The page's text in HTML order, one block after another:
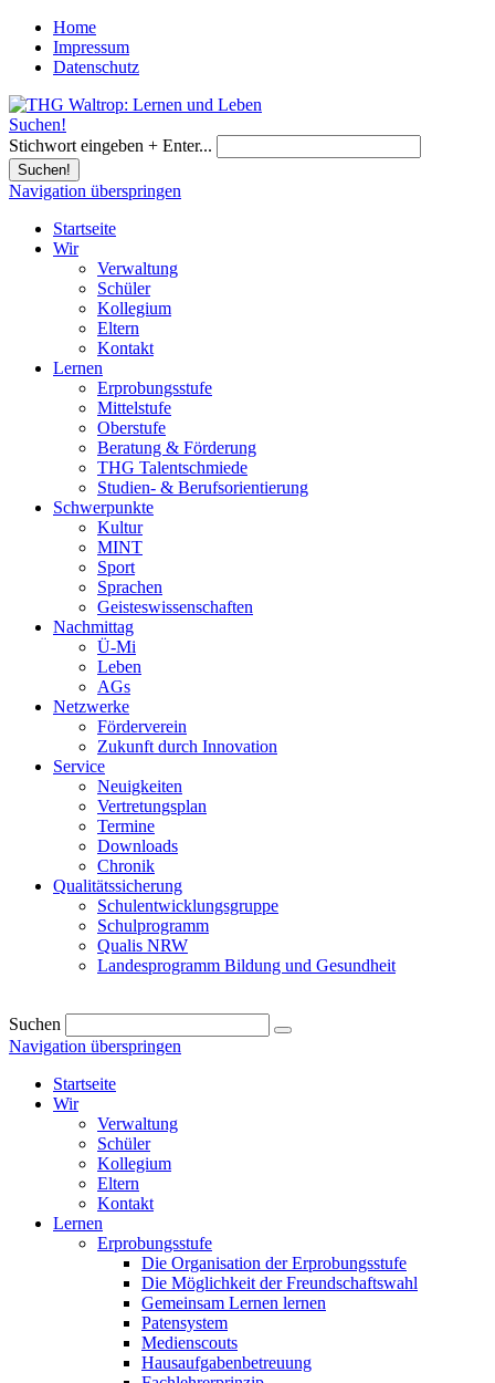
Home
Impressum
Datenschutz
Suchen!
Stichwort eingeben + Enter...
Suchen!
Navigation überspringen
Startseite
Wir
Verwaltung
Schüler
Kollegium
Eltern
Kontakt
Lernen
Erprobungsstufe
Mittelstufe
Oberstufe
Beratung & Förderung
THG Talentschmiede
Studien- & Berufsorientierung
Schwerpunkte
Kultur
MINT
Sport
Sprachen
Geisteswissenschaften
Nachmittag
Ü-Mi
Leben
AGs
Netzwerke
Förderverein
Zukunft durch Innovation
Service
Neuigkeiten
Vertretungsplan
Termine
Downloads
Chronik
Qualitätssicherung
Schulentwicklungsgruppe
Schulprogramm
Qualis NRW
Landesprogramm Bildung und Gesundheit
Suchen
Navigation überspringen
Startseite
Wir
Verwaltung
Schüler
Kollegium
Eltern
Kontakt
Lernen
Erprobungsstufe
Die Organisation der Erprobungsstufe
Die Möglichkeit der Freundschaftswahl
Gemeinsam Lernen lernen
Patensystem
Medienscouts
Hausaufgabenbetreuung